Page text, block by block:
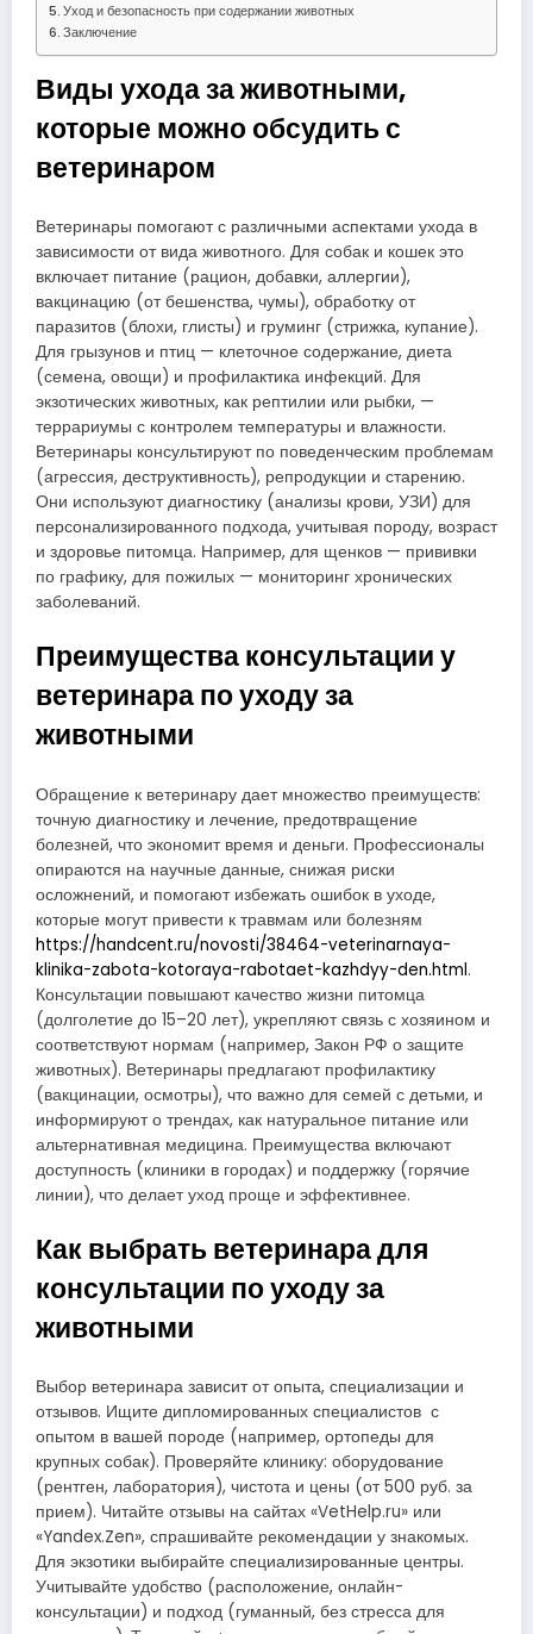
Уход и безопасность при содержании животных
Заключение
Виды ухода за животными,
которые можно обсудить с
ветеринаром
Ветеринары помогают с различными аспектами ухода в
зависимости от вида животного. Для собак и кошек это
включает питание (рацион, добавки, аллергии),
вакцинацию (от бешенства, чумы), обработку от
паразитов (блохи, глисты) и груминг (стрижка, купание).
Для грызунов и птиц — клеточное содержание, диета
(семена, овощи) и профилактика инфекций. Для
экзотических животных, как рептилии или рыбки, —
террариумы с контролем температуры и влажности.
Ветеринары консультируют по поведенческим проблемам
(агрессия, деструктивность), репродукции и старению.
Они используют диагностику (анализы крови, УЗИ) для
персонализированного подхода, учитывая породу, возраст
и здоровье питомца. Например, для щенков — прививки
по графику, для пожилых — мониторинг хронических
заболеваний.
Преимущества консультации у
ветеринара по уходу за
животными
Обращение к ветеринару дает множество преимуществ:
точную диагностику и лечение, предотвращение
болезней, что экономит время и деньги. Профессионалы
опираются на научные данные, снижая риски
осложнений, и помогают избежать ошибок в уходе,
которые могут привести к травмам или болезням
https://handcent.ru/novosti/38464-veterinarnaya-
klinika-zabota-kotoraya-rabotaet-kazhdyy-den.html.
Консультации повышают качество жизни питомца
(долголетие до 15–20 лет), укрепляют связь с хозяином и
соответствуют нормам (например, Закон РФ о защите
животных). Ветеринары предлагают профилактику
(вакцинации, осмотры), что важно для семей с детьми, и
информируют о трендах, как натуральное питание или
альтернативная медицина. Преимущества включают
доступность (клиники в городах) и поддержку (горячие
линии), что делает уход проще и эффективнее.
Как выбрать ветеринара для
консультации по уходу за
животными
Выбор ветеринара зависит от опыта, специализации и
отзывов. Ищите дипломированных специалистов с
опытом в вашей породе (например, ортопеды для
крупных собак). Проверяйте клинику: оборудование
(рентген, лаборатория), чистота и цены (от 500 руб. за
прием). Читайте отзывы на сайтах «VetHelp.ru» или
«Yandex.Zen», спрашивайте рекомендации у знакомых.
Для экзотики выбирайте специализированные центры.
Учитывайте удобство (расположение, онлайн-
консультации) и подход (гуманный, без стресса для